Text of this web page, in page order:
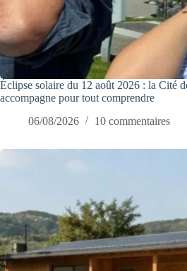
Éclipse solaire du 12 août 2026 : la Cité
accompagne pour tout comprendre
06/08/2026
10 commentaires